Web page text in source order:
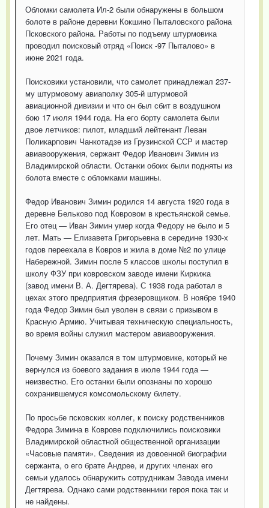
Обломки самолета Ил-2 были обнаружены в большом
болоте в районе деревни Кокшино Пыталовского района
Псковского района. Работы по подъему штурмовика
проводил поисковый отряд «Поиск -97 Пыталово» в
июне 2021 года.
Поисковики установили, что самолет принадлежал 237-
му штурмовому авиаполку 305-й штурмовой
авиационной дивизии и что он был сбит в воздушном
бою 17 июля 1944 года. На его борту самолета были
двое летчиков: пилот, младший лейтенант Леван
Поликарпович Чанкотадзе из Грузинской ССР и мастер
авиавооружения, сержант Федор Иванович Зимин из
Владимирской области. Останки обоих были подняты из
болота вместе с обломками машины.
Федор Иванович Зимин родился 14 августа 1920 года в
деревне Бельково под Ковровом в крестьянской семье.
Его отец — Иван Зимин умер когда Федору не было и 5
лет. Мать — Елизавета Григорьевна в середине 1930-х
годов переехала в Ковров и жила в доме №2 по улице
Набережной. Зимин после 5 классов школы поступил в
школу ФЗУ при ковровском заводе имени Киркижа
(завод имени В. А. Дегтярева). С 1938 года работал в
цехах этого предприятия фрезеровщиком. В ноябре 1940
года Федор Зимин был уволен в связи с призывом в
Красную Армию. Учитывая техническую специальность,
во время войны служил мастером авиавооружения.
Почему Зимин оказался в том штурмовике, который не
вернулся из боевого задания в июле 1944 года —
неизвестно. Его останки были опознаны по хорошо
сохранившемуся комсомольскому билету.
По просьбе псковских коллег, к поиску родственников
Федора Зимина в Коврове подключились поисковики
Владимирской областной общественной организации
«Часовые памяти». Сведения из довоенной биографии
сержанта, о его брате Андрее, и других членах его
семьи удалось обнаружить сотрудникам Завода имени
Дегтярева. Однако сами родственники героя пока так и
не найдены.